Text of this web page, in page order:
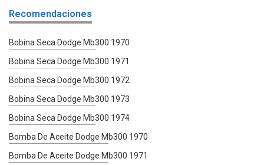
Recomendaciones
Bobina Seca Dodge Mb300 1970
Bobina Seca Dodge Mb300 1971
Bobina Seca Dodge Mb300 1972
Bobina Seca Dodge Mb300 1973
Bobina Seca Dodge Mb300 1974
Bomba De Aceite Dodge Mb300 1970
Bomba De Aceite Dodge Mb300 1971